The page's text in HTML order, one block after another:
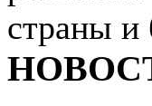
страны и